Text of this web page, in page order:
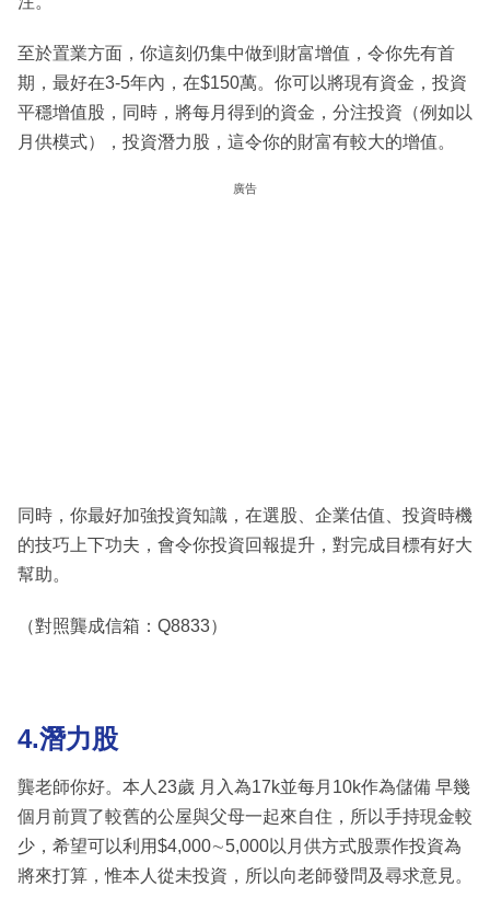
至於置業方面，你這刻仍集中做到財富增值，令你先有首
期，最好在3-5年內，在$150萬。你可以將現有資金，投資
平穩增值股，同時，將每月得到的資金，分注投資（例如以
月供模式），投資潛力股，這令你的財富有較大的增值。
廣告
同時，你最好加強投資知識，在選股、企業估值、投資時機
的技巧上下功夫，會令你投資回報提升，對完成目標有好大
幫助。
（對照龔成信箱：Q8833）
4.潛力股
龔老師你好。本人23歲 月入為17k並每月10k作為儲備 早幾
個月前買了較舊的公屋與父母一起來自住，所以手持現金較
少，希望可以利用$4,000∼5,000以月供方式股票作投資為
將來打算，惟本人從未投資，所以向老師發問及尋求意見。